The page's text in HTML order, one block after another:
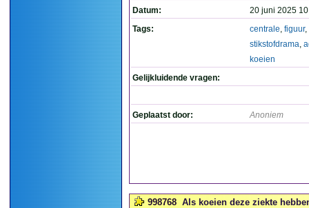
Datum:
20 juni 2025
Tags:
centrale, figuur,
stikstofdrama,
koeien
Gelijkluidende vragen:
Geplaatst door: Anoniem
998768 Als koeien deze ziekte